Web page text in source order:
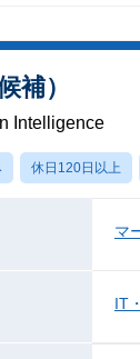
補）
Intelligence
休日120日以上
マ
IT